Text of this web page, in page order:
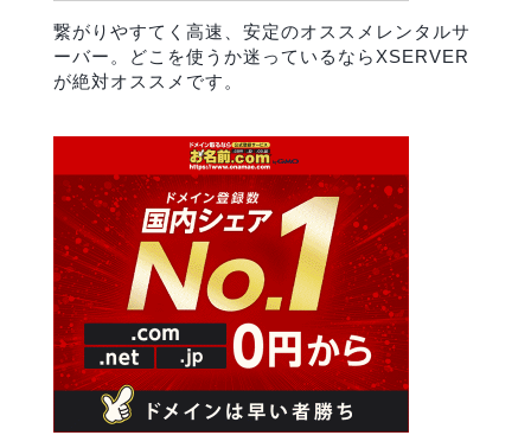
繋がりやすてく高速、安定のオススメレンタルサ
ーバー。どこを使うか迷っているならXSERVER
が絶対オススメです。